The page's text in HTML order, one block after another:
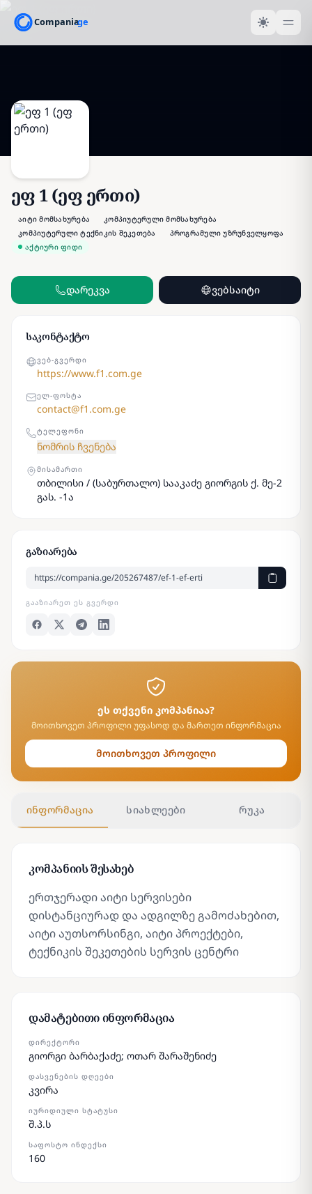
ეფ 1 (ეფ ერთი)
აიტი მომსახურება
კომპიუტერული მომსახურება
კომპიუტერული ტექნიკის შეკეთება
პროგრამული უზრუნველყოფა
აქტიური ფიდი
დარეკვა ვებსაიტი
საკონტაქტო
ᲕᲔᲑ-ᲒᲕᲔᲠᲓᲘ
https://www.f1.com.ge
ᲔᲚ-ᲤᲝᲡᲢᲐ
contact@f1.com.ge
ᲢᲔᲚᲔᲤᲝᲜᲘ
ნომრის ჩვენება
ᲛᲘᲡᲐᲛᲐᲠᲗᲘ
თბილისი / (საბურთალო) სააკაძე გიორგის ქ. მე-2
გას. -1ა
გაზიარება
ᲒᲐᲐᲖᲘᲐᲠᲔᲗ ᲔᲡ ᲒᲕᲔᲠᲓᲘ
ეს თქვენი კომპანიაა?
მოითხოვეთ პროფილი უფასოდ და მართეთ ინფორმაცია
მოითხოვეთ პროფილი
ინფორმაცია სიახლეები რუკა
კომპანიის შესახებ
ერთჯერადი აიტი სერვისები
დისტანციურად და ადგილზე გამოძახებით,
აიტი აუთსორსინგი, აიტი პროექტები,
ტექნიკის შეკეთების სერვის ცენტრი
დამატებითი ინფორმაცია
ᲓᲘᲠᲔᲥᲢᲝᲠᲘ
გიორგი ბარბაქაძე; ოთარ შარაშენიძე
ᲓᲐᲡᲕᲔᲜᲔᲑᲘᲡ ᲓᲦᲔᲔᲑᲘ
კვირა
ᲘᲣᲠᲘᲓᲘᲣᲚᲘ ᲡᲢᲐᲢᲣᲡᲘ
შ.პ.ს
ᲡᲐᲤᲝᲡᲢᲝ ᲘᲜᲓᲔᲥᲡᲘ
160